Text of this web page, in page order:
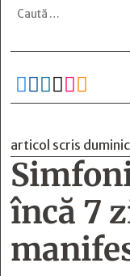
     
articol scris
încă 7